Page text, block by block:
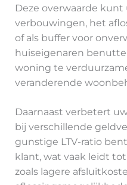
Deze overwaarde
verbouwingen, het
of als buffer voor
huiseigenaren
woning te
veranderende
Daarnaast verbetert
bij verschillende
gunstige LTV-ratio
klant, wat vaak leidt
zoals lagere